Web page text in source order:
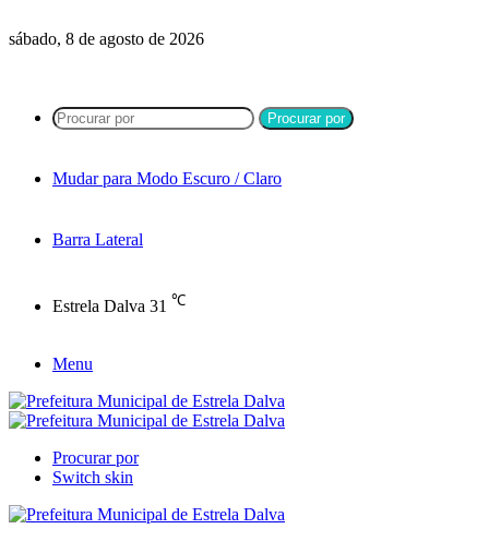
sábado, 8 de agosto de 2026
Procurar por
Mudar para Modo Escuro / Claro
Barra Lateral
Estrela Dalva 31 ℃
Menu
Procurar por
Switch skin